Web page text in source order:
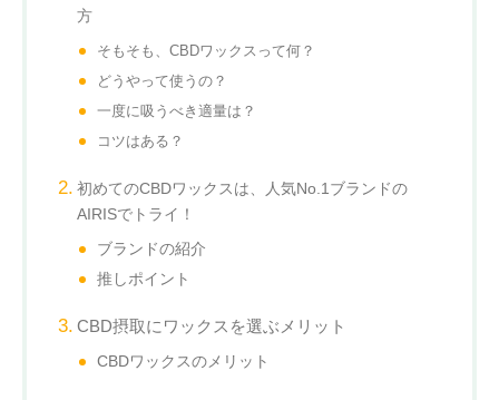
方
そもそも、CBDワックスって何？
どうやって使うの？
一度に吸うべき適量は？
コツはある？
初めてのCBDワックスは、人気No.1ブランドの
AIRISでトライ！
ブランドの紹介
推しポイント
CBD摂取にワックスを選ぶメリット
CBDワックスのメリット